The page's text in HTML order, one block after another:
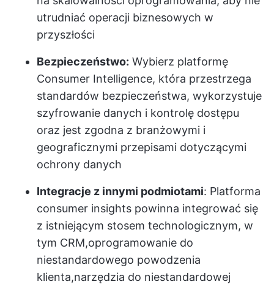
utrudniać operacji biznesowych w
przyszłości
Bezpieczeństwo: Wybierz platformę
Consumer Intelligence, która przestrzega
standardów bezpieczeństwa, wykorzystuje
szyfrowanie danych i kontrolę dostępu
oraz jest zgodna z branżowymi i
geograficznymi przepisami dotyczącymi
ochrony danych
Integracje z innymi podmiotami: Platforma
consumer insights powinna integrować się
z istniejącym stosem technologicznym, w
tym CRM,oprogramowanie do
niestandardowego powodzenia
klienta,narzędzia do niestandardowej